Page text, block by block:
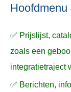
na
r
:
Hoofdmenu
✅ Prijslijst,
zoals een
integratietraject
✅ Berichten,
n